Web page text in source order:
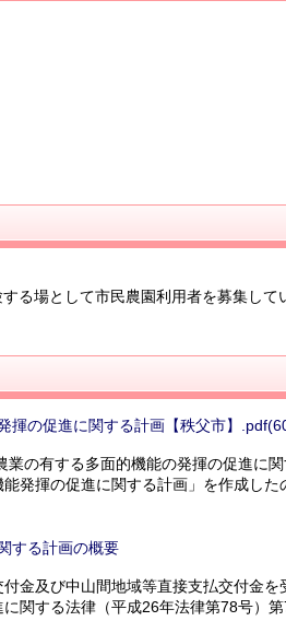
る場として市民農園利用者を募集して
揮の促進に関する計画【秩父市】
の有する多面的機能の発揮の促進に
発揮の促進に関する計画」を作成した
する計画の概要
金及び中山間地域等直接支払交付金を
関する法律（平成26年法律第78号）